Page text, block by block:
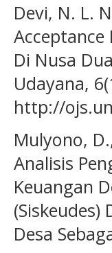
Devi, N. L.
Di Nusa
Udayana,
http://
Mulyono,
Analisis
Keuangan
Desa